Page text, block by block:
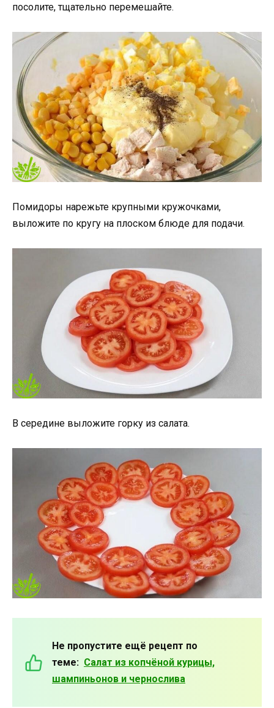
посолите, тщательно перемешайте.
Помидоры нарежьте крупными кружочками,
выложите по кругу на плоском блюде для подачи.
В середине выложите горку из салата.
Не пропустите ещё рецепт по
теме: Салат из копчёной курицы,
шампиньонов и чернослива